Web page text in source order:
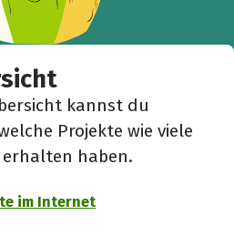
kannst du
Projekte wie viele
erhalten haben.
im Internet